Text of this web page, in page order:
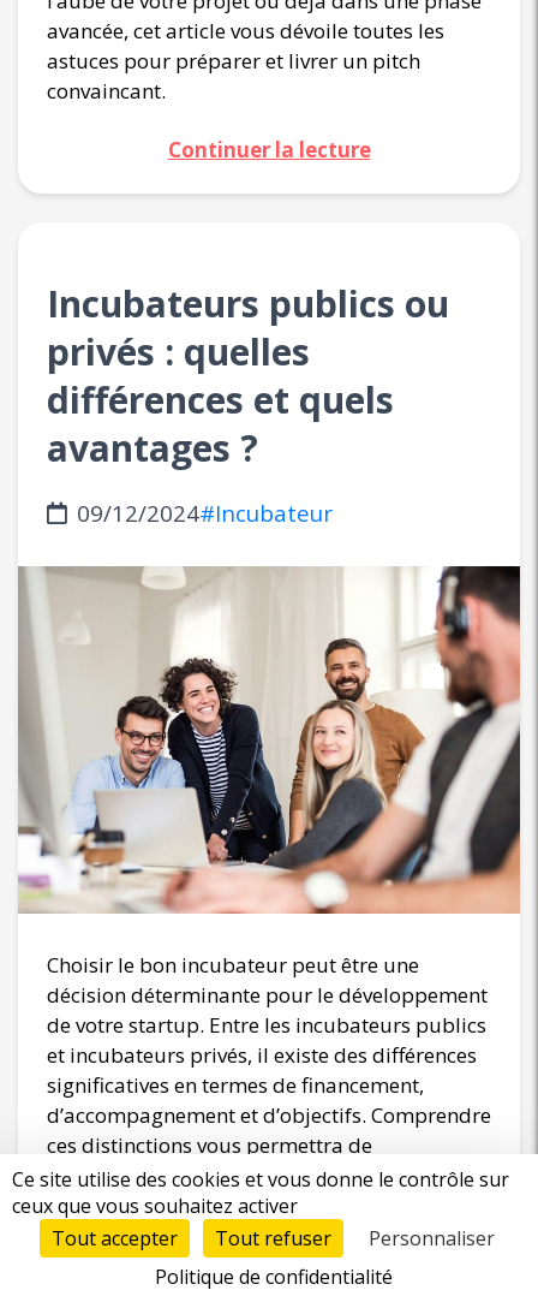
avancée, cet article vous dévoile toutes les
astuces pour préparer et livrer un pitch
convaincant.
Continuer la lecture
Incubateurs publics ou
privés : quelles
différences et quels
avantages ?
09/12/2024#Incubateur
Choisir le bon incubateur peut être une
décision déterminante pour le développement
de votre startup. Entre les incubateurs publics
et incubateurs privés, il existe des différences
significatives en termes de financement,
d’accompagnement et d’objectifs. Comprendre
ces distinctions vous permettra de
sélectionner l’environnement le mieux adapté
à vos besoins entrepreneuriaux. Dans cet
article, nous explorons en détail les
caractéristiques, avantages et inconvénients
de ces deux types d’incubateurs pour vous
Ce site utilise des cookies et vous donne le contrôle sur
ceux que vous souhaitez activer
Tout accepter
Tout refuser
Personnaliser
Politique de confidentialité